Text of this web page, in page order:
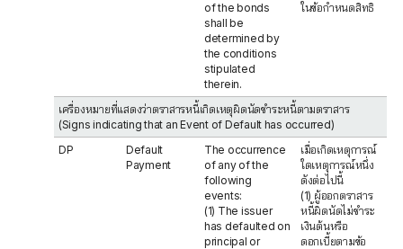
of the bonds
shall be
determined by
the conditions
stipulated
therein.
ในข้อกำหนดสิทธิ
เครื่องหมายที่แสดงว่าตราสารหนี้เกิดเหตุผิดนัดชำระหนี้ตามตราสาร
(Signs indicating that an Event of Default has occurred)
DP
Default
Payment
The occurrence
of any of the
following
events:
(1) The issuer
has defaulted on
principal or
เมื่อเกิดเหตุการณ์
ใดเหตุการณ์หนึ่ง
ดังต่อไปนี้
(1) ผู้ออกตราสาร
หนี้ผิดนัดไม่ชำระ
เงินต้นหรือ
ดอกเบี้ยตามข้อ